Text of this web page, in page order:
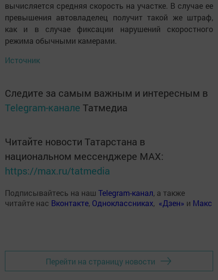
вычисляется средняя скорость на участке. В случае ее
превышения автовладелец получит такой же штраф,
как и в случае фиксации нарушений скоростного
режима обычными камерами.
Источник
Следите за самым важным и интересным в
Telegram-канале Татмедиа
Читайте новости Татарстана в
национальном мессенджере MАХ:
https://max.ru/tatmedia
Подписывайтесь на наш Telegram-канал, а также
читайте нас Вконтакте, Одноклассниках, «Дзен» и Макс
Перейти на страницу новости